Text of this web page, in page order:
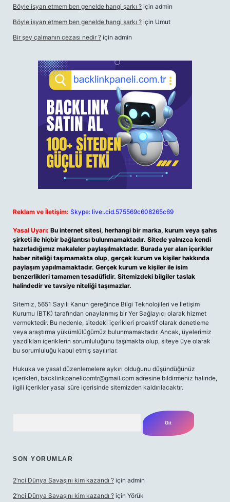
Böyle isyan etmem ben genelde hangi şarkı ? için admin
Böyle isyan etmem ben genelde hangi şarkı ? için Umut
Bir şey çalmanın cezası nedir ? için admin
Reklam ve İletişim: Skype: live:.cid.575569c608265c69
Yasal Uyarı: Bu internet sitesi, herhangi bir marka, kurum veya şahıs
şirketi ile hiçbir bağlantısı bulunmamaktadır. Sitede yalnızca kendi
hazırladığımız makaleler paylaşılmaktadır. Burada yer alan içerikler
haber niteliği taşımamakta olup, gerçek kurum ve kişiler hakkında
paylaşım yapılmamaktadır. Gerçek kurum ve kişiler ile isim
benzerlikleri tamamen tesadüfidir. Sitemizdeki bilgiler taslak
halindedir ve tavsiye niteliği taşımazlar.
Sitemiz, 5651 Sayılı Kanun gereğince Bilgi Teknolojileri ve İletişim
Kurumu (BTK) tarafından onaylanmış bir Yer Sağlayıcı olarak hizmet
vermektedir. Bu nedenle, sitedeki içerikleri proaktif olarak denetleme
veya araştırma yükümlülüğümüz bulunmamaktadır. Ancak, üyelerimiz
yazdıkları içeriklerin sorumluluğunu taşımakta olup, siteye üye olarak
bu sorumluluğu kabul etmiş sayılırlar.
Hukuka ve yasal düzenlemelere aykırı olduğunu düşündüğünüz
içerikleri, backlinkpanelicomtr@gmail.com adresine bildirmeniz halinde,
ilgili içerikler yasal süre içerisinde sitemizden kaldırılacaktır.
SON YORUMLAR
2’nci Dünya Savaşını kim kazandı ? için admin
2’nci Dünya Savaşını kim kazandı ? için Yörük